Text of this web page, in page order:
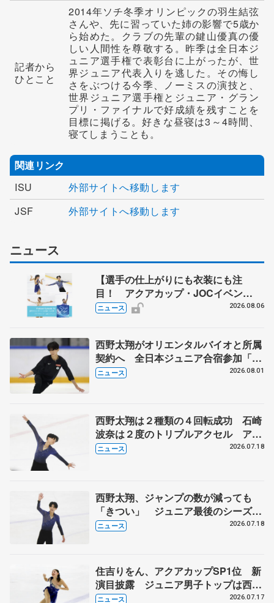
記者から
ひとこと
2014年ソチ冬季オリンピックの羽生結弦
さんや、先に習っていた姉の影響で5歳か
ら始めた。クラブの先輩の鍵山優真の優
しい人間性を尊敬する。昨季は全日本ジ
ュニア選手権で表彰台に上がったが、世
界ジュニア代表入りを逃した。その悔し
さをぶつける今季、ノーミスの演技と、
世界ジュニア選手権とジュニア・グラン
プリ・ファイナルで好成績を残すことを
目標に掲げる。好きな昼寝は3～4時間、
寝てしまうことも。
関連リンク
ISU
外部サイトへ移動します
JSF
外部サイトへ移動します
ニュース
【選手の仕上がりにも衣装にも注
目！ アクアカップ・JOCイベン
ト】 ポッドキャスト#76を配信
ニュース 2026.08.06
西野太翔がオリエンタルバイオと所属
契約へ 全日本ジュニア合宿参加「結
果残していかないと」 講師はジェー
ニュース 2026.08.01
西野太翔は２種類の４回転成功 石崎
波奈は２度のトリプルアクセル アク
アカップ、ジュニア男女フリー
ニュース 2026.07.18
西野太翔、ジャンプの数が減っても
「きつい」 ジュニア最後のシーズン
で挑戦
ニュース 2026.07.18
住吉りをん、アクアカップSP1位 新
演目披露 ジュニア男子トップは西野
太翔
ニュース 2026.07.17